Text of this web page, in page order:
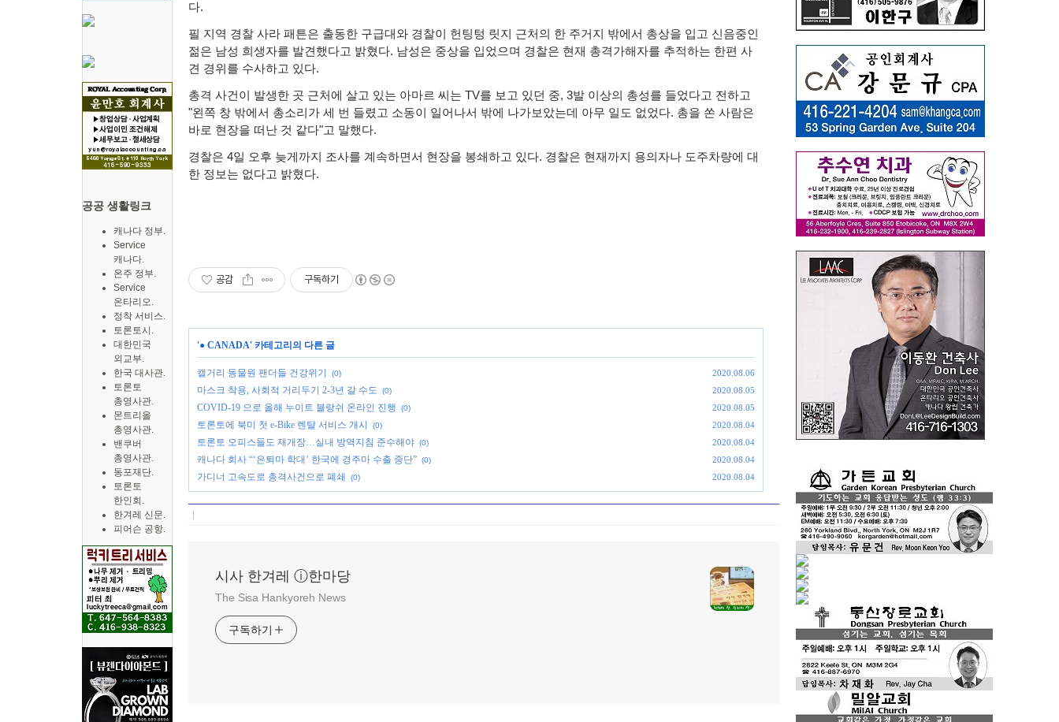
공공 생활링크
캐나다 정부.
Service
캐나다.
온주 정부.
Service
온타리오.
정착 서비스.
토론토시.
대한민국
외교부.
한국 대사관.
토론토
총영사관.
몬트리올
총영사관.
밴쿠버
총영사관.
동포재단.
토론토
한인회.
한겨레 신문.
피어슨 공항.
다.
필 지역 경찰 사라 패튼은 출동한 구급대와 경찰이 헌팅텅 릿지 근처의 한 주거지 밖에서 총상을 입고 신음중인
젊은 남성 희생자를 발견했다고 밝혔다. 남성은 중상을 입었으며 경찰은 현재 총격가해자를 추적하는 한편 사
견 경위를 수사하고 있다.
총격 사건이 발생한 곳 근처에 살고 있는 아마르 씨는 TV를 보고 있던 중, 3발 이상의 총성를 들었다고 전하고
"왼쪽 창 밖에서 총소리가 세 번 들렸고 소동이 일어나서 밖에 나가보았는데 아무 일도 없었다. 총을 쏜 사람은
바로 현장을 떠난 것 같다"고 말했다.
경찰은 4일 오후 늦게까지 조사를 계속하면서 현장을 봉쇄하고 있다. 경찰은 현재까지 용의자나 도주차량에 대
한 정보는 없다고 밝혔다.
공감 구독하기
'● CANADA' 카테고리의 다른 글
캘거리 동물원 팬더들 건강위기 (0) 2020.08.06
마스크 착용, 사회적 거리두기 2-3년 갈 수도 (0) 2020.08.05
COVID-19 으로 올해 누이트 블랑쉬 온라인 진행 (0) 2020.08.05
토론토에 북미 첫 e-Bike 렌탈 서비스 개시 (0) 2020.08.04
토론토 오피스들도 재개장…실내 방역지침 준수해야 (0) 2020.08.04
캐나다 회사 “‘은퇴마 학대’ 한국에 경주마 수출 중단” (0) 2020.08.04
가디너 고속도로 총격사건으로 폐쇄 (0) 2020.08.04
시사 한겨레 ⓘ한마당
The Sisa Hankyoreh News
구독하기